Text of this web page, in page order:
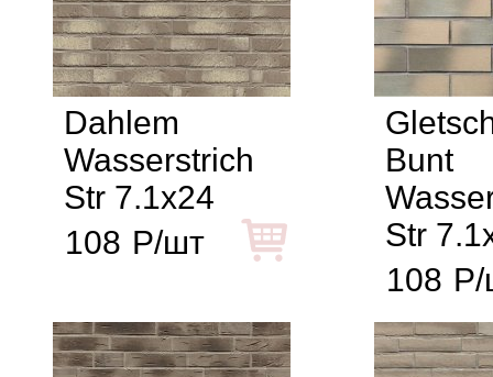
Dahlem
Wasserstrich
Str 7.1x24
108 Р/шт
Bunt
Str
108 Р/